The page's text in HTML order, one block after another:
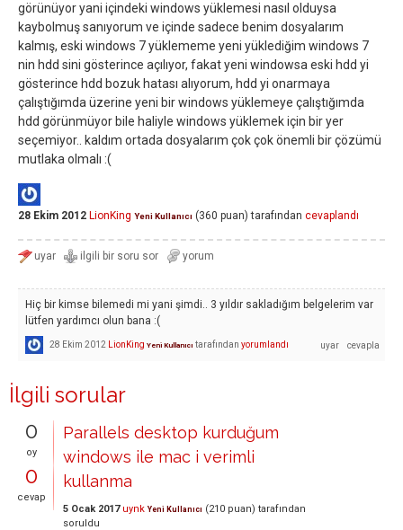
görünüyor yani içindeki windows yüklemesi nasıl olduysa
kaybolmuş sanıyorum ve içinde sadece benim dosyalarım
kalmış, eski windows 7 yüklememe yeni yüklediğim windows 7
nin hdd sini gösterince açılıyor, fakat yeni windowsa eski hdd yi
gösterince hdd bozuk hatası alıyorum, hdd yi onarmaya
çalıştığımda üzerine yeni bir windows yüklemeye çalıştığımda
hdd görünmüyor bile haliyle windows yüklemek için bir yer
seçemiyor.. kaldım ortada dosyalarım çok çok önemli bir çözümü
mutlaka olmalı :(
28 Ekim 2012 LionKing Yeni Kullanıcı (360 puan) tarafından cevaplandı
Hiç bir kimse bilemedi mi yani şimdi.. 3 yıldır sakladığım belgelerim var
lütfen yardımcı olun bana :(
28 Ekim 2012 LionKing Yeni Kullanıcı tarafından yorumlandı
İlgili sorular
0
oy
0
cevap
Parallels desktop kurduğum
windows ile mac i verimli
kullanma
5 Ocak 2017 uynk Yeni Kullanıcı (210 puan) tarafından
soruldu